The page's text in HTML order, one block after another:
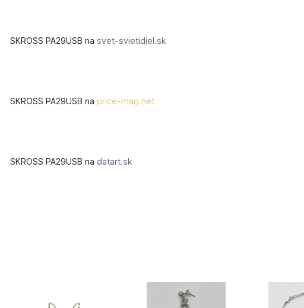
SKROSS PA29USB na svet-svietidiel.sk
SKROSS PA29USB na price-mag.net
SKROSS PA29USB na datart.sk